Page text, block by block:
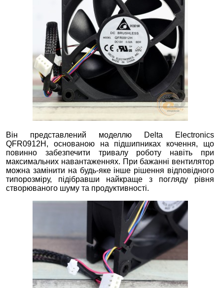
Він представлений моделлю Delta Electronics
QFR0912H, основаною на підшипниках кочення, що
повинно забезпечити тривалу роботу навіть при
максимальних навантаженнях. При бажанні вентилятор
можна замінити на будь-яке інше рішення відповідного
типорозміру, підібравши найкраще з погляду рівня
створюваного шуму та продуктивності.